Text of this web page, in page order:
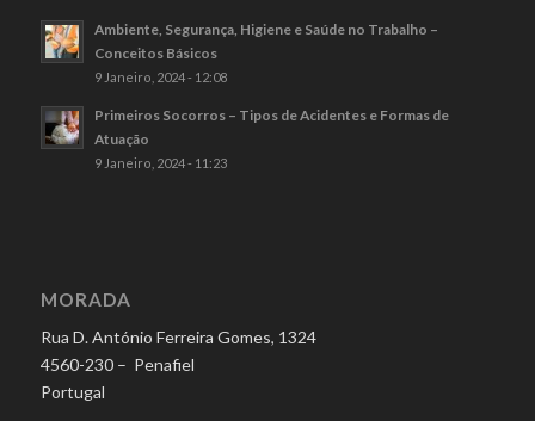
Ambiente, Segurança, Higiene e Saúde no Trabalho –
Conceitos Básicos
9 Janeiro, 2024 - 12:08
Primeiros Socorros – Tipos de Acidentes e Formas de
Atuação
9 Janeiro, 2024 - 11:23
MORADA
Rua D. António Ferreira Gomes, 1324
4560-230 – Penafiel
Portugal